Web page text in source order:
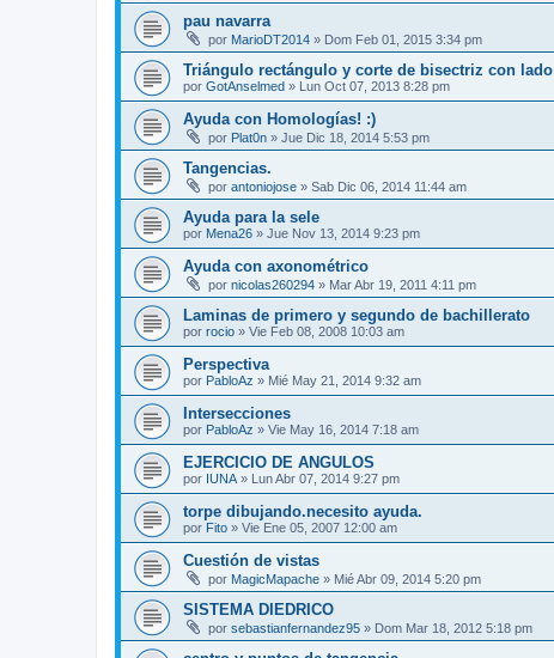
pau navarra
por MarioDT2014 » Dom Feb 01, 2015 3:34 pm
Triángulo rectángulo y corte de bisectriz con lado
por GotAnselmed » Lun Oct 07, 2013 8:28 pm
Ayuda con Homologías! :)
por Plat0n » Jue Dic 18, 2014 5:53 pm
Tangencias.
por antoniojose » Sab Dic 06, 2014 11:44 am
Ayuda para la sele
por Mena26 » Jue Nov 13, 2014 9:23 pm
Ayuda con axonométrico
por nicolas260294 » Mar Abr 19, 2011 4:11 pm
Laminas de primero y segundo de bachillerato
por rocio » Vie Feb 08, 2008 10:03 am
Perspectiva
por PabloAz » Mié May 21, 2014 9:32 am
Intersecciones
por PabloAz » Vie May 16, 2014 7:18 am
EJERCICIO DE ANGULOS
por IUNA » Lun Abr 07, 2014 9:27 pm
torpe dibujando.necesito ayuda.
por Fito » Vie Ene 05, 2007 12:00 am
Cuestión de vistas
por MagicMapache » Mié Abr 09, 2014 5:20 pm
SISTEMA DIEDRICO
por sebastianfernandez95 » Dom Mar 18, 2012 5:18 pm